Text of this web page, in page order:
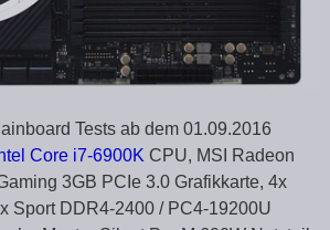
Tests ab dem 01.09.2016
Core i7-6900K CPU, MSI Radeon
3GB PCIe 3.0 Grafikkarte, 4x
Sport DDR4-2400 / PC4-19200U